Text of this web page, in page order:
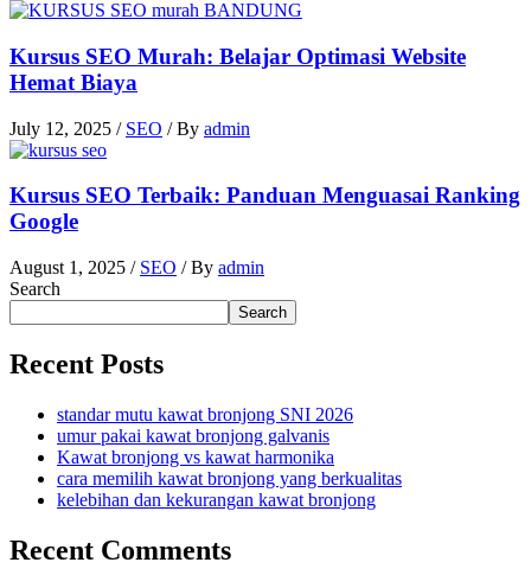
Kursus SEO Murah: Belajar Optimasi Website
Hemat Biaya
July 12, 2025 / SEO / By admin
Kursus SEO Terbaik: Panduan Menguasai Ranking
Google
August 1, 2025 / SEO / By admin
Search
Search
Recent Posts
standar mutu kawat bronjong SNI 2026
umur pakai kawat bronjong galvanis
Kawat bronjong vs kawat harmonika
cara memilih kawat bronjong yang berkualitas
kelebihan dan kekurangan kawat bronjong
Recent Comments